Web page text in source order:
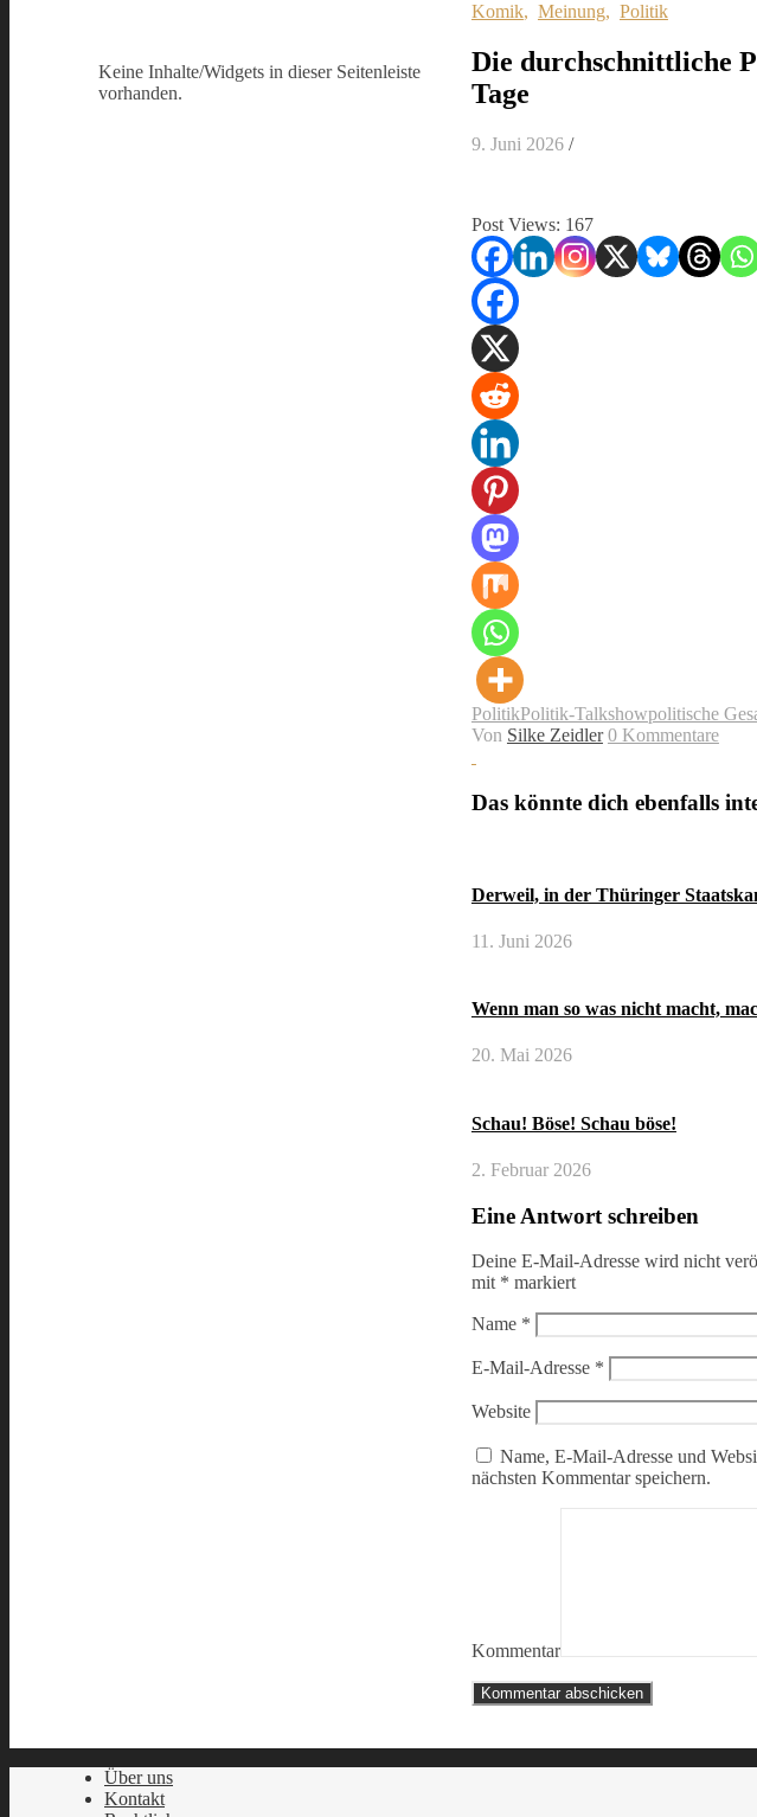
Keine Inhalte/Widgets in dieser Seitenleiste
vorhanden.
Komik, Meinung, Politik
Die durchschnittliche
Tage
9. Juni 2026 /
Post Views: 167
PolitikPolitik-Talkshowpolitische
Von Silke Zeidler 0 Kommentare
Das könnte dich ebenfalls
Derweil, in der Thüringer
11. Juni 2026
Wenn man so was nicht macht,
20. Mai 2026
Schau! Böse! Schau böse!
2. Februar 2026
Eine Antwort schreiben
Deine E-Mail-Adresse wird nicht
mit * markiert
Name *
E-Mail-Adresse *
Website
Name, E-Mail-Adresse und
nächsten Kommentar speichern.
Kommentar
Über uns
Kontakt